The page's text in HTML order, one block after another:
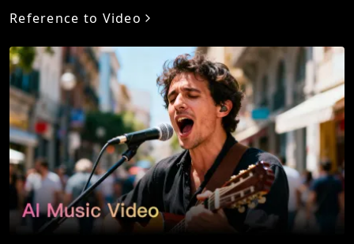
Reference to Video